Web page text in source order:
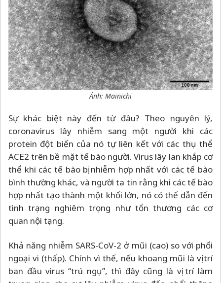
Ảnh: Mainichi
Sự khác biệt này đến từ đâu? Theo nguyên lý,
coronavirus lây nhiễm sang một người khi các
protein đột biến của nó tự liên kết với các thụ thể
ACE2 trên bề mặt tế bào người. Virus lây lan khắp cơ
thể khi các tế bào bị nhiễm hợp nhất với các tế bào
bình thường khác, và người ta tin rằng khi các tế bào
hợp nhất tạo thành một khối lớn, nó có thể dẫn đến
tình trạng nghiêm trọng như tổn thương các cơ
quan nội tạng.
Khả năng nhiễm SARS-CoV-2 ở mũi (cao) so với phổi
ngoại vi (thấp). Chính vì thế, nếu khoang mũi là vị trí
ban đầu virus “trú ngụ”, thì đây cũng là vị trí làm